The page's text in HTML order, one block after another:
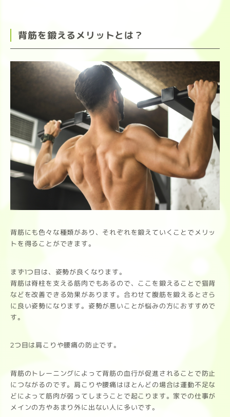
背筋を鍛えるメリットとは？
背筋にも色々な種類があり、それぞれを鍛えていくことでメリッ
トを得ることができます。
まず1つ目は、姿勢が良くなります。
背筋は脊柱を支える筋肉でもあるので、ここを鍛えることで猫背
などを改善できる効果があります。合わせて腹筋を鍛えるとさら
に良い姿勢になります。姿勢が悪いことが悩みの方におすすめで
す。
2つ目は肩こりや腰痛の防止です。
背筋のトレーニングによって背筋の血行が促進されることで防止
につながるのです。肩こりや腰痛はほとんどの場合は運動不足な
どによって筋肉が弱ってしまうことで起こります。家での仕事が
メインの方やあまり外に出ない人に多いです。